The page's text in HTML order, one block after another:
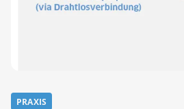
PRAXIS